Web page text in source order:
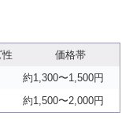
価格帯
約1,300〜1,500円
約1,500〜2,000円